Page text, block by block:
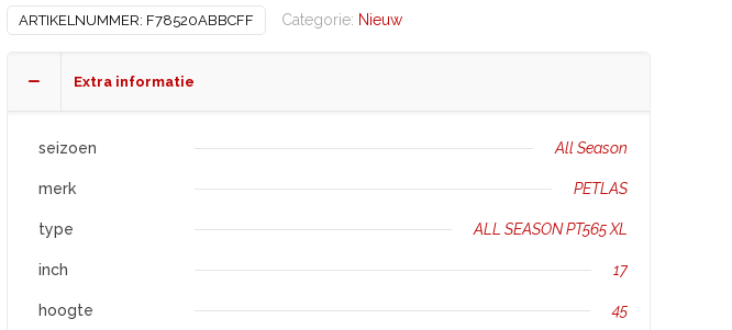
ALL
SEASON
PT565
ARTIKELNUMMER: F78520ABBCFF Categorie: Nieuw
Extra informatie
seizoen All Season
merk PETLAS
type ALL SEASON PT565 XL
inch 17
hoogte 45